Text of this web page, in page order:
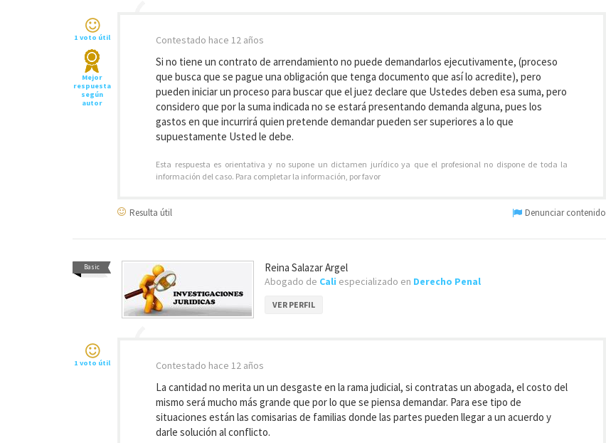
1 voto útil
Mejor
respuesta
según
autor
Contestado hace 12 años
Si no tiene un contrato de arrendamiento no puede demandarlos ejecutivamente, (proceso
que busca que se pague una obligación que tenga documento que así lo acredite), pero
pueden iniciar un proceso para buscar que el juez declare que Ustedes deben esa suma, pero
considero que por la suma indicada no se estará presentando demanda alguna, pues los
gastos en que incurrirá quien pretende demandar pueden ser superiores a lo que
supuestamente Usted le debe.
Esta respuesta es orientativa y no supone un dictamen jurídico ya que el profesional no dispone de toda la
información del caso. Para completar la información, por favor
Resulta útil Denunciar contenido
Basic Reina Salazar Argel
Abogado de Cali especializado en Derecho Penal
VER PERFIL
1 voto útil Contestado hace 12 años
La cantidad no merita un un desgaste en la rama judicial, si contratas un abogada, el costo del
mismo será mucho más grande que por lo que se piensa demandar. Para ese tipo de
situaciones están las comisarias de familias donde las partes pueden llegar a un acuerdo y
darle solución al conflicto.